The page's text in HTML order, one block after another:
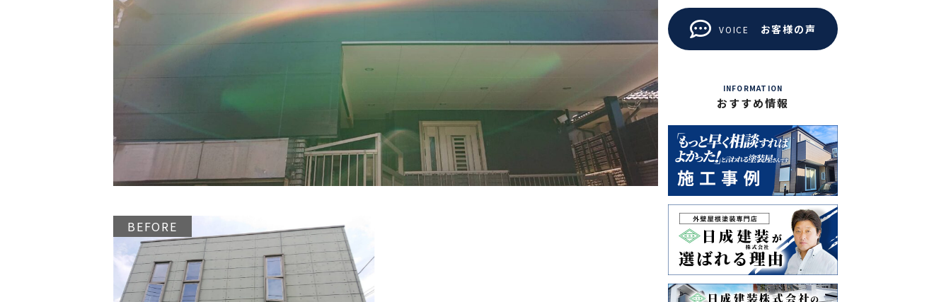
VOICE お客様の声
INFORMATION
おすすめ情報